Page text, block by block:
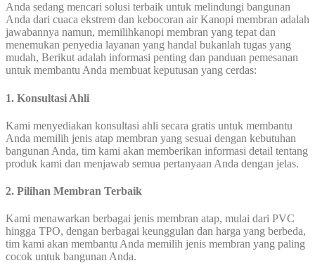
Anda sedang mencari solusi terbaik untuk melindungi bangunan
Anda dari cuaca ekstrem dan kebocoran air Kanopi membran adalah
jawabannya namun, memilihkanopi membran yang tepat dan
menemukan penyedia layanan yang handal bukanlah tugas yang
mudah, Berikut adalah informasi penting dan panduan pemesanan
untuk membantu Anda membuat keputusan yang cerdas:
1. Konsultasi Ahli
Kami menyediakan konsultasi ahli secara gratis untuk membantu
Anda memilih jenis atap membran yang sesuai dengan kebutuhan
bangunan Anda, tim kami akan memberikan informasi detail tentang
produk kami dan menjawab semua pertanyaan Anda dengan jelas.
2. Pilihan Membran Terbaik
Kami menawarkan berbagai jenis membran atap, mulai dari PVC
hingga TPO, dengan berbagai keunggulan dan harga yang berbeda,
tim kami akan membantu Anda memilih jenis membran yang paling
cocok untuk bangunan Anda.